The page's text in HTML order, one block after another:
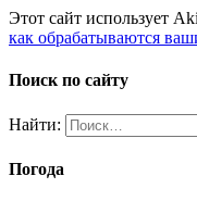
Этот сайт использует
как обрабатываются
Поиск по сайту
Найти:
Погода